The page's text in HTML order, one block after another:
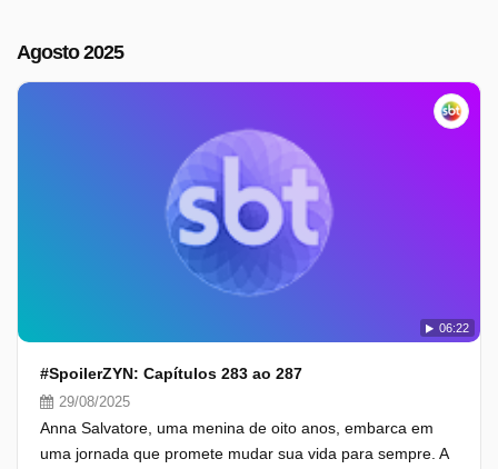
Agosto 2025
06:22
#SpoilerZYN: Capítulos 283 ao 287
29/08/2025
Anna Salvatore, uma menina de oito anos, embarca em
uma jornada que promete mudar sua vida para sempre. A